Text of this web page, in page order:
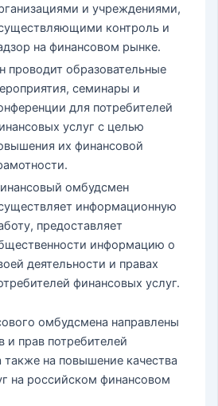
и учреждениями,
контроль и
на финансовом рынке.
проводит образовательные
семинары и
для потребителей
услуг с целью
их финансовой
омбудсмен
информационную
предоставляет
информацию о
деятельности и правах
финансовых услуг.
омбудсмена направлены
и прав потребителей
также на повышение качества
на российском финансовом